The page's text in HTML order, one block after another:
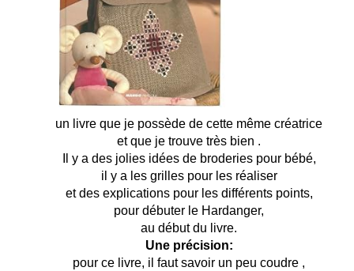
un livre que je possède de cette même créatrice
et que je trouve très bien .
Il y a des jolies idées de broderies pour bébé,
il y a les grilles pour les réaliser
et des explications pour les différents points,
pour débuter le Hardanger,
au début du livre.
Une précision:
pour ce livre, il faut savoir un peu coudre ,